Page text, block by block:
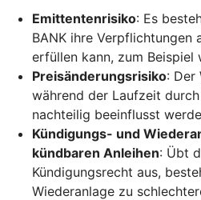
Emittentenrisiko: Es
BANK ihre Verpflichtungen
erfüllen kann, zum Beispiel
Preisänderungsrisiko: Der
während der Laufzeit
nachteilig beeinflusst
Kündigungs- und
kündbaren Anleihen: Übt
Kündigungsrecht aus,
Wiederanlage zu